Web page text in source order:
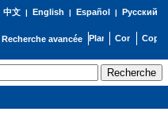
中文| English | Español | Русский
Recherche avancée